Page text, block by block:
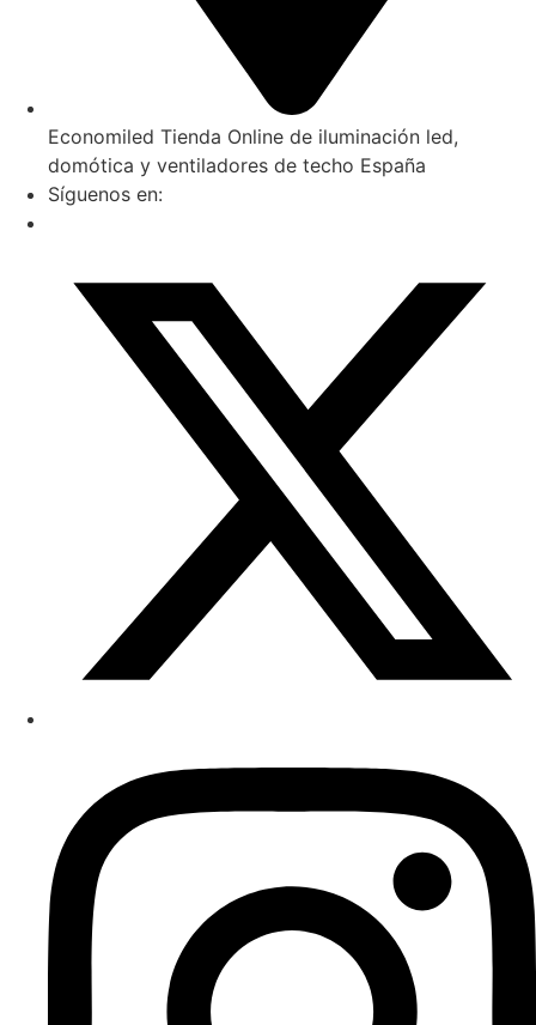
Economiled Tienda Online de iluminación led,
domótica y ventiladores de techo España
Síguenos en: